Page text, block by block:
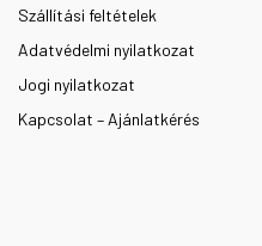
Szállítási feltételek
Adatvédelmi nyilatkozat
Jogi nyilatkozat
Kapcsolat – Ajánlatkérés